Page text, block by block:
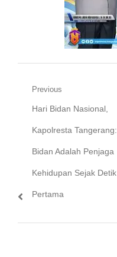
Navigasi
pos
Previous
Previous
post:
Hari Bidan Nasional,
Kapolresta Tangerang:
Bidan Adalah Penjaga
Kehidupan Sejak Detik
Pertama